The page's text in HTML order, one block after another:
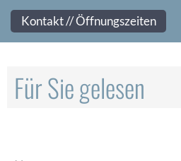
Kontakt
Für Sie gelesen
Kontakt // Öffnungszeiten